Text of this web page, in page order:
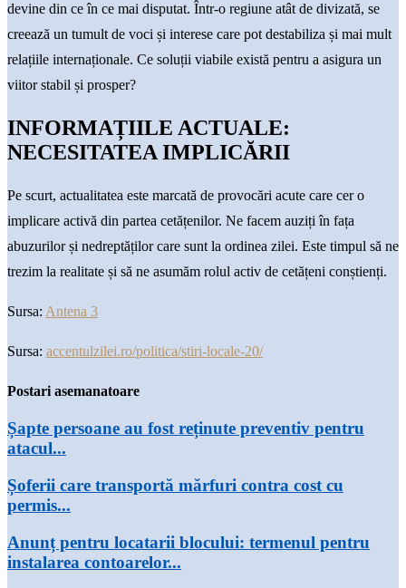
devine din ce în ce mai disputat. Într-o regiune atât de divizată, se
creează un tumult de voci și interese care pot destabiliza și mai mult
relațiile internaționale. Ce soluții viabile există pentru a asigura un
viitor stabil și prosper?
INFORMAȚIILE ACTUALE:
NECESITATEA IMPLICĂRII
Pe scurt, actualitatea este marcată de provocări acute care cer o
implicare activă din partea cetățenilor. Ne facem auziți în fața
abuzurilor și nedreptăților care sunt la ordinea zilei. Este timpul să ne
trezim la realitate și să ne asumăm rolul activ de cetățeni conștienți.
Sursa: Antena 3
Sursa: accentulzilei.ro/politica/stiri-locale-20/
Postari asemanatoare
Șapte persoane au fost reținute preventiv pentru
atacul...
Șoferii care transportă mărfuri contra cost cu
permis...
Anunț pentru locatarii blocului: termenul pentru
instalarea contoarelor...